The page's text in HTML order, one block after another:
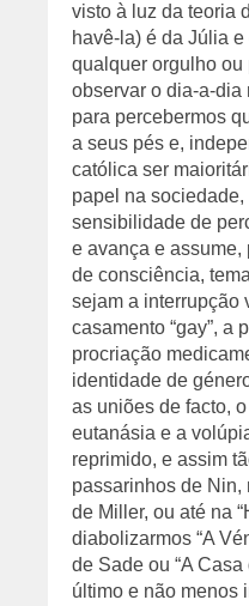
visto à luz da teoria
havê-la) é da Júlia
qualquer orgulho
observar o dia-a-
para percebermos
a seus pés e,
católica ser
papel na sociedade,
sensibilidade de
e avança e assume,
de consciência,
sejam a interrupção
casamento “gay”, a
procriação
identidade de
as uniões de facto,
eutanásia e a
reprimido, e assim
passarinhos de Nin,
de Miller, ou até na
diabolizarmos “A
de Sade ou “A
último e não menos